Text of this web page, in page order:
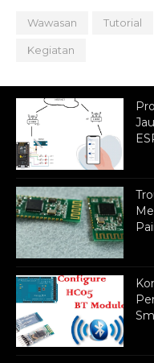
Wawasan Tutorial
Kegiatan